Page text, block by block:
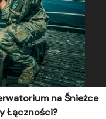
na Śnieżce
Łączności?